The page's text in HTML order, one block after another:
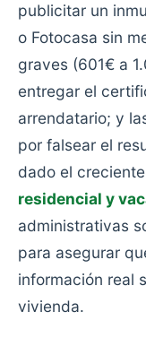
publicitar un
o Fotocasa sin
graves (601€ a
entregar el
arrendatario; y
por falsear el
dado el
residencial y
administrativas
para asegurar
información real
vivienda.